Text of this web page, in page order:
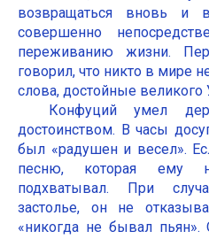
возвращаться вновь и
совершенно
переживанию жизни.
говорил, что никто в мире
слова, достойные великого
Конфуций умел
достоинством. В часы
был «радушен и весел».
песню, которая ему
подхватывал. При
застолье, он не
«никогда не бывал